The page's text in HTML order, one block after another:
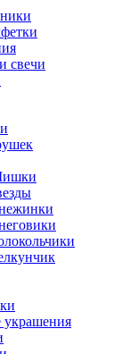
свечи
украшения